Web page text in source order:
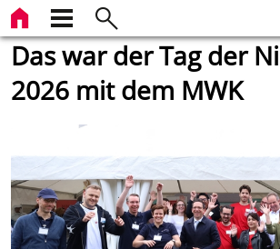
Das war der Tag der
2026 mit dem MWK